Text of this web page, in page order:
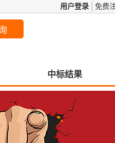
用户登录 免费
中标结果